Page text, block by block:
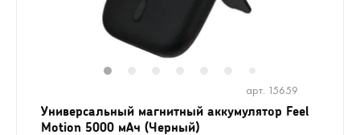
арт. 15659
Универсальный магнитный аккумулятор Feel
Motion 5000 мАч (Черный)